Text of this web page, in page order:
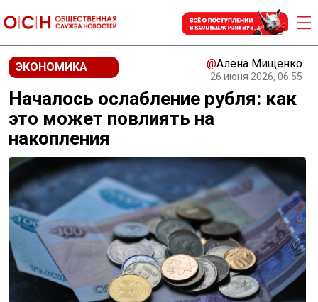
ЭКОНОМИКА @Алена Мищенко
26 июня 2026, 06:55
Началось ослабление рубля: как
это может повлиять на
накопления